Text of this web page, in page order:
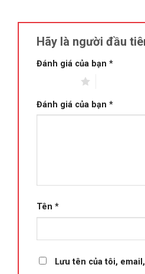
Hãy là người đầu
Đánh giá của bạn *
Đánh giá của bạn *
Tên *
Lưu tên của tôi,